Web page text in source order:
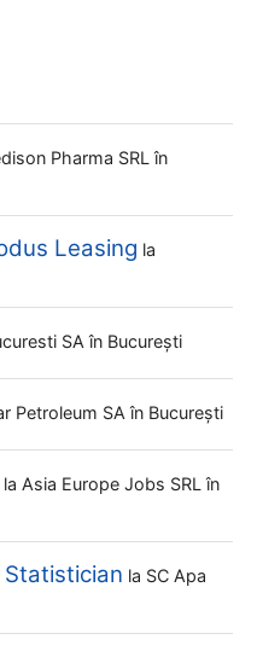
Pharma SRL în
Leasing la
SA în București
Petroleum SA în București
la Asia Europe Jobs SRL în
la SC Apa